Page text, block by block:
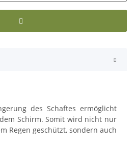
des Schaftes ermöglicht
Schirm. Somit wird nicht nur
Regen geschützt, sondern auch